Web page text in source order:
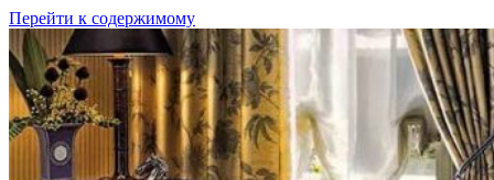
Перейти к содержимому